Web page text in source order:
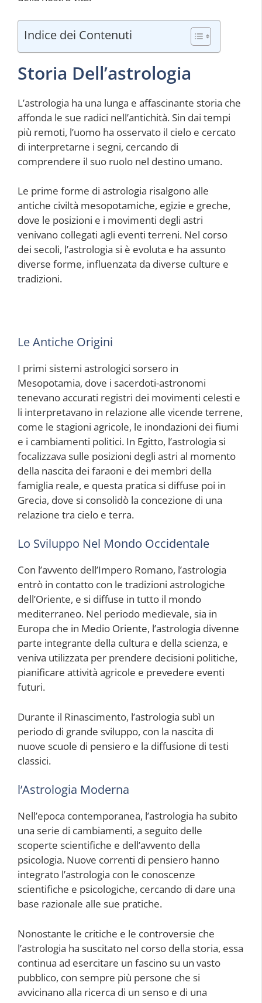
Indice dei Contenuti
Storia Dell’astrologia
L’astrologia ha una lunga e affascinante storia che
affonda le sue radici nell’antichità. Sin dai tempi
più remoti, l’uomo ha osservato il cielo e cercato
di interpretarne i segni, cercando di
comprendere il suo ruolo nel destino umano.
Le prime forme di astrologia risalgono alle
antiche civiltà mesopotamiche, egizie e greche,
dove le posizioni e i movimenti degli astri
venivano collegati agli eventi terreni. Nel corso
dei secoli, l’astrologia si è evoluta e ha assunto
diverse forme, influenzata da diverse culture e
tradizioni.
Le Antiche Origini
I primi sistemi astrologici sorsero in
Mesopotamia, dove i sacerdoti-astronomi
tenevano accurati registri dei movimenti celesti e
li interpretavano in relazione alle vicende terrene,
come le stagioni agricole, le inondazioni dei fiumi
e i cambiamenti politici. In Egitto, l’astrologia si
focalizzava sulle posizioni degli astri al momento
della nascita dei faraoni e dei membri della
famiglia reale, e questa pratica si diffuse poi in
Grecia, dove si consolidò la concezione di una
relazione tra cielo e terra.
Lo Sviluppo Nel Mondo Occidentale
Con l’avvento dell’Impero Romano, l’astrologia
entrò in contatto con le tradizioni astrologiche
dell’Oriente, e si diffuse in tutto il mondo
mediterraneo. Nel periodo medievale, sia in
Europa che in Medio Oriente, l’astrologia divenne
parte integrante della cultura e della scienza, e
veniva utilizzata per prendere decisioni politiche,
pianificare attività agricole e prevedere eventi
futuri.
Durante il Rinascimento, l’astrologia subì un
periodo di grande sviluppo, con la nascita di
nuove scuole di pensiero e la diffusione di testi
classici.
l’Astrologia Moderna
Nell’epoca contemporanea, l’astrologia ha subito
una serie di cambiamenti, a seguito delle
scoperte scientifiche e dell’avvento della
psicologia. Nuove correnti di pensiero hanno
integrato l’astrologia con le conoscenze
scientifiche e psicologiche, cercando di dare una
base razionale alle sue pratiche.
Nonostante le critiche e le controversie che
l’astrologia ha suscitato nel corso della storia, essa
continua ad esercitare un fascino su un vasto
pubblico, con sempre più persone che si
avvicinano alla ricerca di un senso e di una